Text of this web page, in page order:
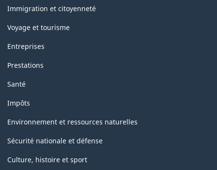
sujets
Immigration et citoyenneté
Voyage et tourisme
Entreprises
Prestations
Santé
Impôts
Environnement et ressources naturelles
Sécurité nationale et défense
Culture, histoire et sport